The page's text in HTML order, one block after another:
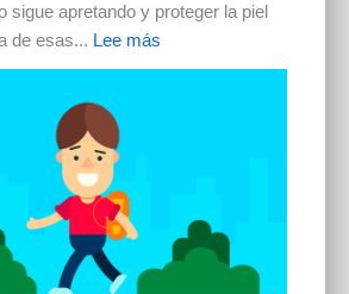
sigue apretando y proteger la piel
de esas... Lee más